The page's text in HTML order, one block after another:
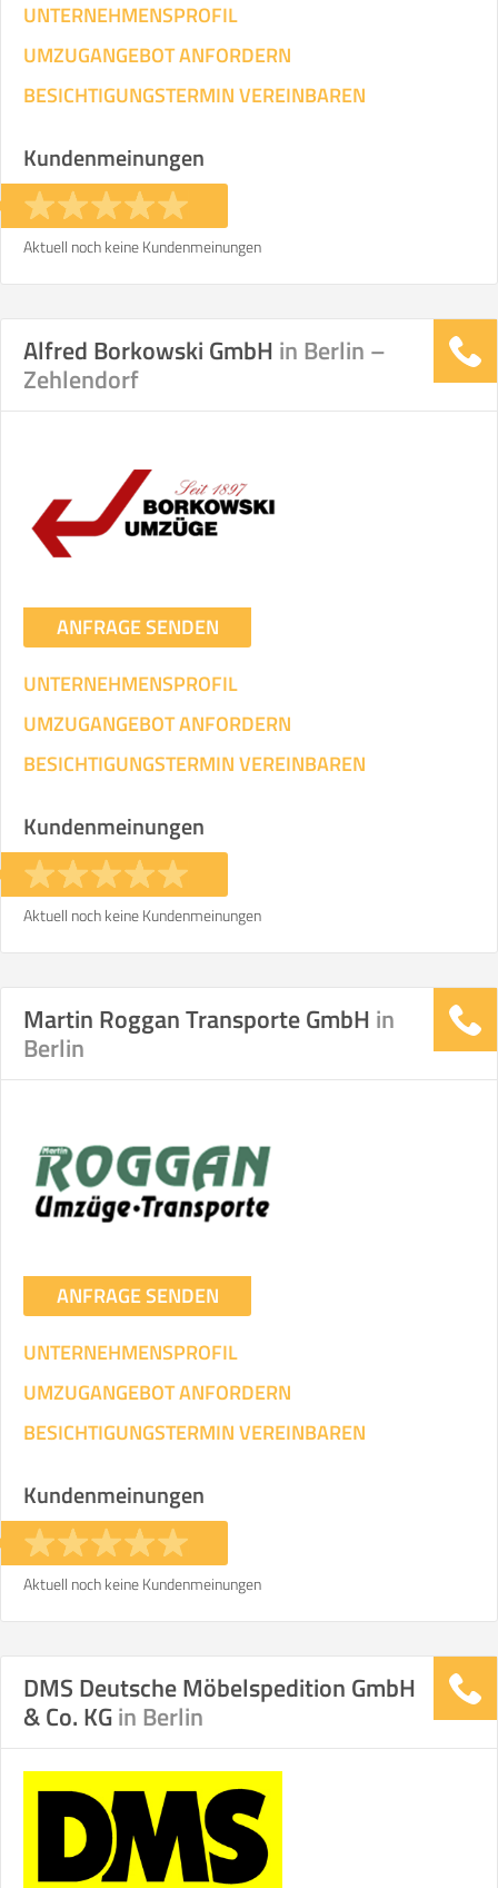
UNTERNEHMENSPROFIL
UMZUGANGEBOT ANFORDERN
BESICHTIGUNGSTERMIN VEREINBAREN
Kundenmeinungen
Aktuell noch keine Kundenmeinungen
Alfred Borkowski GmbH in Berlin –
Zehlendorf
ANFRAGE SENDEN
UNTERNEHMENSPROFIL
UMZUGANGEBOT ANFORDERN
BESICHTIGUNGSTERMIN VEREINBAREN
Kundenmeinungen
Aktuell noch keine Kundenmeinungen
Martin Roggan Transporte GmbH in
Berlin
ANFRAGE SENDEN
UNTERNEHMENSPROFIL
UMZUGANGEBOT ANFORDERN
BESICHTIGUNGSTERMIN VEREINBAREN
Kundenmeinungen
Aktuell noch keine Kundenmeinungen
DMS Deutsche Möbelspedition GmbH
& Co. KGin Berlin